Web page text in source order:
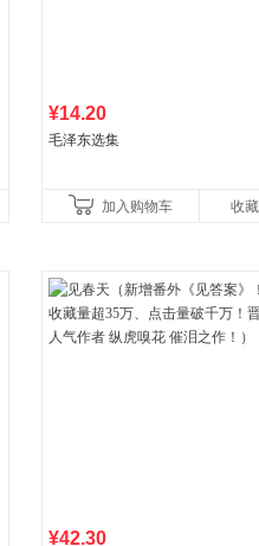
¥14.20
毛泽东选集
加入购物车 收藏
¥42.30